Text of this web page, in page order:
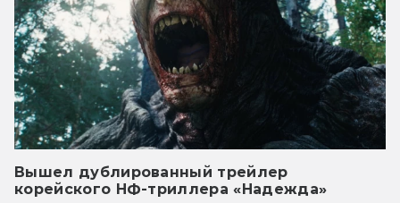
Вышел дублированный трейлер
корейского НФ-триллера «Надежда»